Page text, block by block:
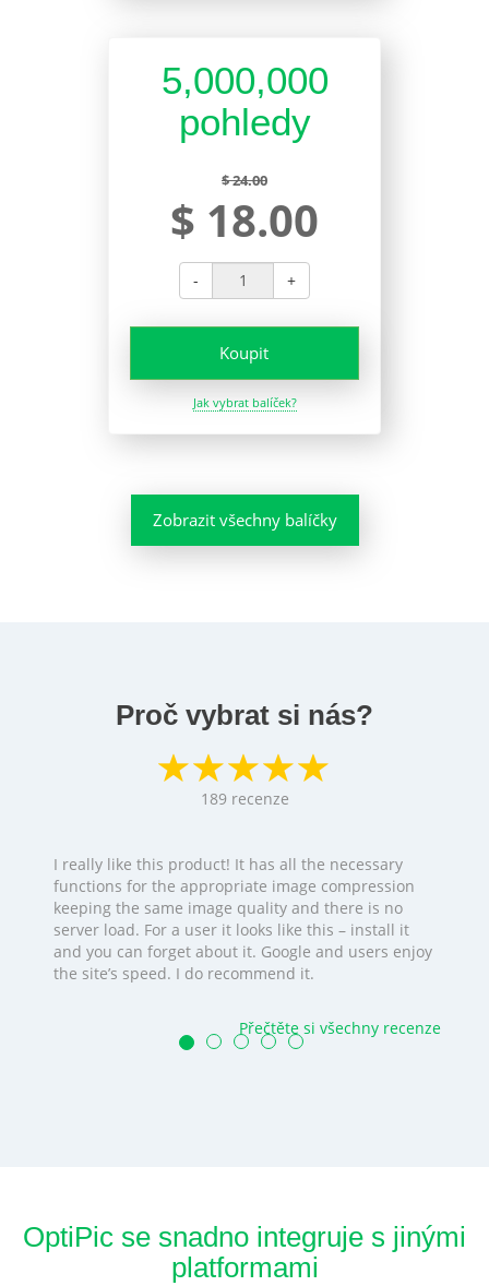
5,000,000
pohledy
$ 24.00
$ 18.00
- +
Koupit
Jak vybrat balíček?
Zobrazit všechny balíčky
Proč vybrat si nás?
189 recenze
I really like this product! It has all the necessary
functions for the appropriate image compression
keeping the same image quality and there is no
server load. For a user it looks like this – install it
and you can forget about it. Google and users enjoy
the site’s speed. I do recommend it.
Přečtěte si všechny recenze
OptiPic se snadno integruje s jinými
platformami